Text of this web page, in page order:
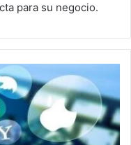
para su negocio.